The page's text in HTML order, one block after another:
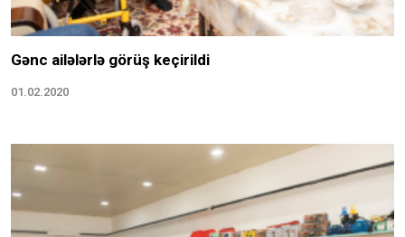
Gənc ailələrlə görüş keçirildi
01.02.2020